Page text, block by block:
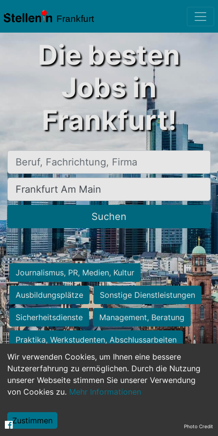
Frankfurt
Wir verwenden Cookies, um Ihnen eine bessere
Nutzererfahrung zu ermöglichen. Durch die Nutzung
unserer Webseite stimmen Sie unserer Verwendung
von Cookies zu. Mehr Informationen
Zustimmen
Die besten
Jobs in
Frankfurt!
Beruf, Fachrichtung, Firma
Ort, Stadt
Suchen
Journalismus, PR, Medien, Kultur
Ausbildungsplätze Sonstige Dienstleistungen
Sicherheitsdienste Management, Beratung
Praktika, Werkstudenten, Abschlussarbeiten
Personalwesen Assistenz, Sekretariat
Hilfskräfte, Aushilfs- und Nebenjobs
Weiterbildung, Studium, duale Ausbildung Photo Credit